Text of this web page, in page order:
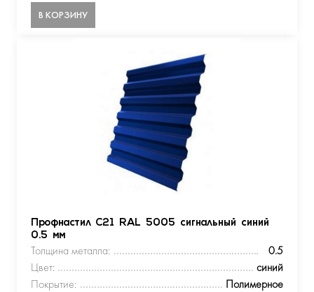
В КОРЗИНУ
Профнастил С21 RAL 5005 сигнальный синий
0.5 мм
Толщина металла:
0.5
Цвет:
синий
Покрытие:
Полимерное